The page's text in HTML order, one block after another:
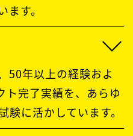
す。
50年以上の経験およ
ト完了実績を、あらゆ
に活かしています。